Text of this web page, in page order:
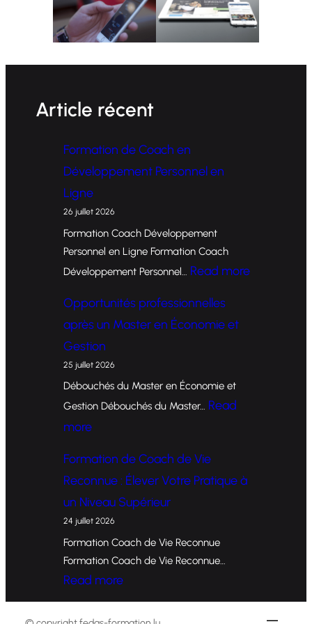
Article récent
Formation de Coach en
Développement Personnel en
Ligne
26 juillet 2026
Formation Coach Développement
Personnel en Ligne Formation Coach
Développement Personnel… Read more:
Opportunités professionnelles
après un Master en Économie et
Gestion
25 juillet 2026
Débouchés du Master en Économie et
Gestion Débouchés du Master… Read
more:
t
u
n
i
Formation de Coach de Vie
Reconnue : Élever Votre Pratique à
un Niveau Supérieur
24 juillet 2026
Formation Coach de Vie Reconnue
Formation Coach de Vie Reconnue…
Read more:
F